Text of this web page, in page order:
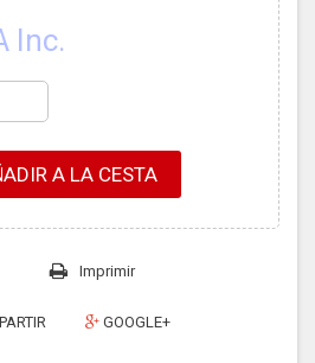
Inc.
A LA CESTA
Imprimir
GOOGLE+